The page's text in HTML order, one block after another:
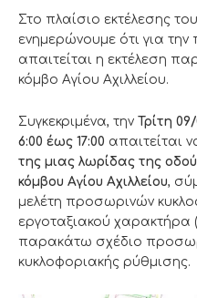
Στο πλαίσιο εκτέλεσης
ενημερώνουμε ότι για
απαιτείται η εκτέλεση
κόμβο Αγίου Αχιλλείου.
Συγκεκριμένα, την Τρίτη
6:00 έως 17:00 απαιτείται
της μιας λωρίδας της
κόμβου Αγίου Αχιλλείου,
μελέτη προσωρινών
εργοταξιακού χαρακτήρα
παρακάτω σχέδιο
κυκλοφοριακής ρύθμισης.